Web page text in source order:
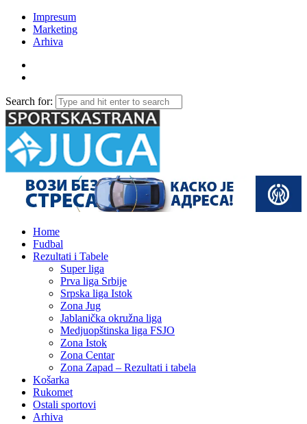
Impresum
Marketing
Arhiva
Search for:
Home
Fudbal
Rezultati i Tabele
Super liga
Prva liga Srbije
Srpska liga Istok
Zona Jug
Jablanička okružna liga
Medjuopštinska liga FSJO
Zona Istok
Zona Centar
Zona Zapad – Rezultati i tabela
Košarka
Rukomet
Ostali sportovi
Arhiva